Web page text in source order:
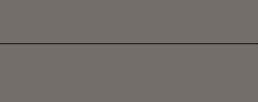
a secadora.
vibrantes: Lave as peças antes do primeiro uso e siga as
para manter as cores radiantes.